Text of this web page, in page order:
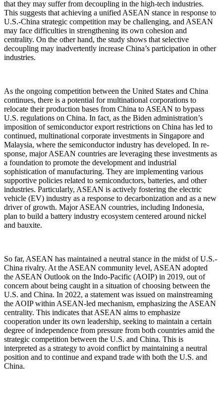
that they may suffer from decoupling in the high-tech industries.
This suggests that achieving a unified ASEAN stance in response to
U.S.-China strategic competition may be challenging, and ASEAN
may face difficulties in strengthening its own cohesion and
centrality. On the other hand, the study shows that selective
decoupling may inadvertently increase China’s participation in other
industries.
As the ongoing competition between the United States and China
continues, there is a potential for multinational corporations to
relocate their production bases from China to ASEAN to bypass
U.S. regulations on China. In fact, as the Biden administration’s
imposition of semiconductor export restrictions on China has led to
continued, multinational corporate investments in Singapore and
Malaysia, where the semiconductor industry has developed. In re-
sponse, major ASEAN countries are leveraging these investments as
a foundation to promote the development and industrial
sophistication of manufacturing. They are implementing various
supportive policies related to semiconductors, batteries, and other
industries. Particularly, ASEAN is actively fostering the electric
vehicle (EV) industry as a response to decarbonization and as a new
driver of growth. Major ASEAN countries, including Indonesia,
plan to build a battery industry ecosystem centered around nickel
and bauxite.
So far, ASEAN has maintained a neutral stance in the midst of U.S.-
China rivalry. At the ASEAN community level, ASEAN adopted
the ASEAN Outlook on the Indo-Pacific (AOIP) in 2019, out of
concern about being caught in a situation of choosing between the
U.S. and China. In 2022, a statement was issued on mainstreaming
the AOIP within ASEAN-led mechanism, emphasizing the ASEAN
centrality. This indicates that ASEAN aims to emphasize
cooperation under its own leadership, seeking to maintain a certain
degree of independence from pressure from both countries amid the
strategic competition between the U.S. and China. This is
interpreted as a strategy to avoid conflict by maintaining a neutral
position and to continue and expand trade with both the U.S. and
China.